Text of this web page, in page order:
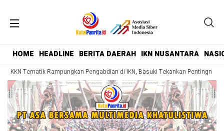
HOME HEADLINE BERITA DAERAH IKN NUSANTARA
KKN Tematik Rampungkan Pengabdian di IKN, Basuki Tekankan Pentingnya